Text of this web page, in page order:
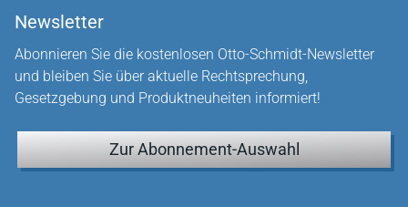
Newsletter
Abonnieren Sie die kostenlosen Otto-Schmidt-Newsletter
und bleiben Sie über aktuelle Rechtsprechung,
Gesetzgebung und Produktneuheiten informiert!
Zur Abonnement-Auswahl